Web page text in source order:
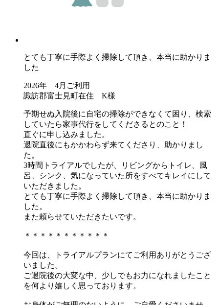
とても丁寧に手際よく掃除して頂き、本当に助かりま
した
2026年 4月ご利用
諏訪郡富士見町在住 K様
予期せぬ入院後に自宅の掃除ができなくて困り、検索
していたら家事代行をしてくださるとのこと！
直ぐに申し込みました。
退院直後にもかかわらず来てくださり、助かりまし
た。
3時間トライアルでしたが、リビングからトイレ、風
呂、シンク、気になっていた所をすべてキレイにして
いただきました。
とても丁寧に手際よく掃除して頂き、本当に助かりま
した。
また頼らせていただきたいです。
＊＊＊＊＊＊＊＊＊＊＊
今回は、トライアルプランにてご利用ありがとうござ
いました。
ご退院後の大変な中、少しでもお力になれましたこと
を何より嬉しく思っております。